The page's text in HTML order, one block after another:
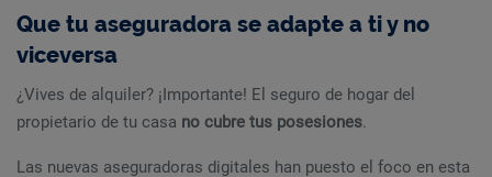
Que tu aseguradora se adapte a ti y no
viceversa
¿Vives de alquiler? ¡Importante! El seguro de hogar del
propietario de tu casa no cubre tus posesiones.
Las nuevas aseguradoras digitales han puesto el foco en esta